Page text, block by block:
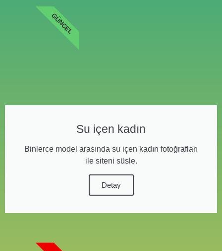
Su içen kadın
Binlerce model arasında su içen kadın fotoğrafları
ile siteni süsle.
Detay
GÜNCEL